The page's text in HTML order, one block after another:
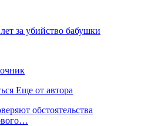
за убийство бабушки
Еще от автора
обстоятельства